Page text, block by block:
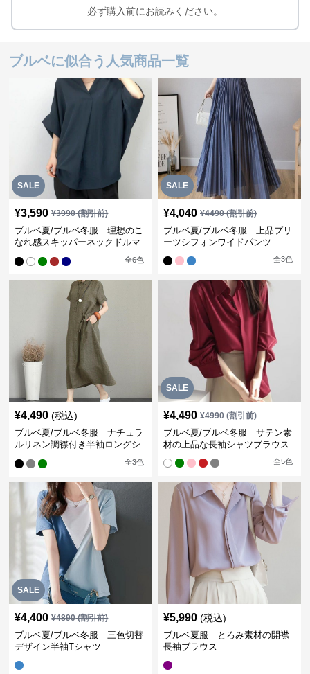
必ず購入前にお読みください。
ブルベに似合う人気商品一覧
SALE
¥3,590 ¥3990(割引前)
ブルベ夏/ブルベ冬服 理想のこ
なれ感スキッパーネックドルマ
全6色
SALE
¥4,040 ¥4490(割引前)
ブルベ夏/ブルベ冬服 上品プリ
ーツシフォンワイドパンツ
全3色
¥4,490 (税込)
ブルベ夏/ブルベ冬服 ナチュラ
ルリネン調襟付き半袖ロングシ
全3色
SALE
¥4,490 ¥4990(割引前)
ブルベ夏/ブルベ冬服 サテン素
材の上品な長袖シャツブラウス
全5色
SALE
¥4,400 ¥4890(割引前)
ブルベ夏/ブルベ冬服 三色切替
デザイン半袖Tシャツ
¥5,990 (税込)
ブルベ夏服 とろみ素材の開襟
長袖ブラウス